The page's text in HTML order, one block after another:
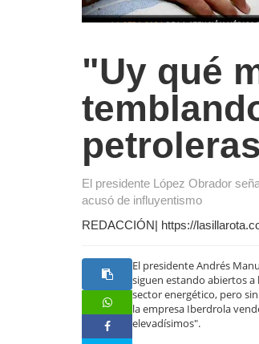
"Uy qué
petroleras
El presidente López Obrador
acusó de influyentismo
REDACCIÓN| https://
El presidente Andrés
siguen estando abiertos
sector energético, pero
la empresa Iberdrola
elevadísimos".